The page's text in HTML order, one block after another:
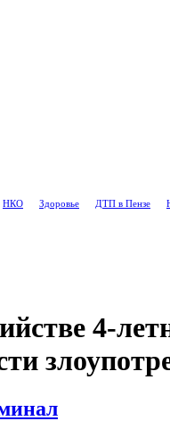
НКО Здоровье ДТП в Пензе
4-